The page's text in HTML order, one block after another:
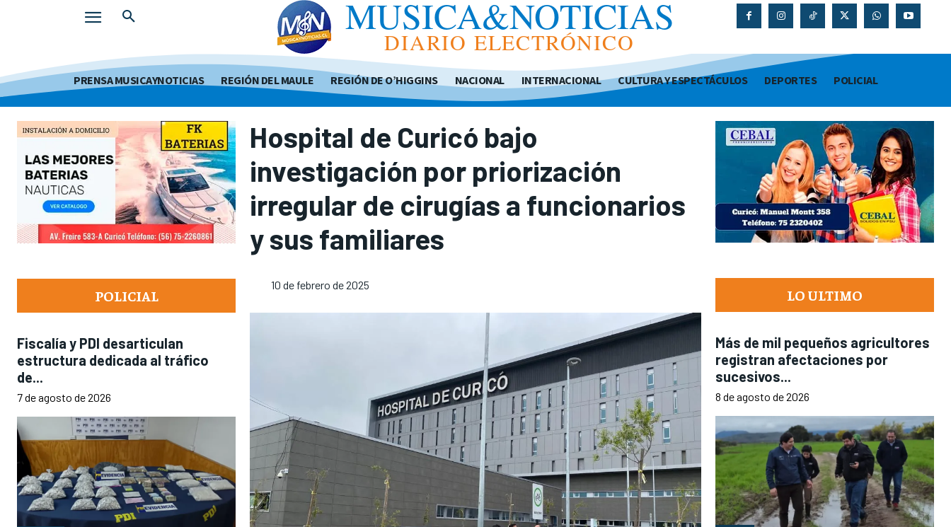
MUSICA&NOTICIAS
DIARIO ELECTRÓNICO
PRENSA MUSICAYNOTICIAS REGIÓN DEL MAULE REGIÓN DE O’HIGGINS NACIONAL INTERNACIONAL CULTURA Y ESPECTÁCULOS DEPORTES POLICIAL
POLICIAL
Fiscalía y PDI desarticulan
estructura dedicada al tráfico
de...
7 de agosto de 2026
Hospital de Curicó bajo
investigación por priorización
irregular de cirugías a funcionarios
y sus familiares
10 de febrero de 2025
LO ULTIMO
Más de mil pequeños agricultores
registran afectaciones por
sucesivos...
8 de agosto de 2026